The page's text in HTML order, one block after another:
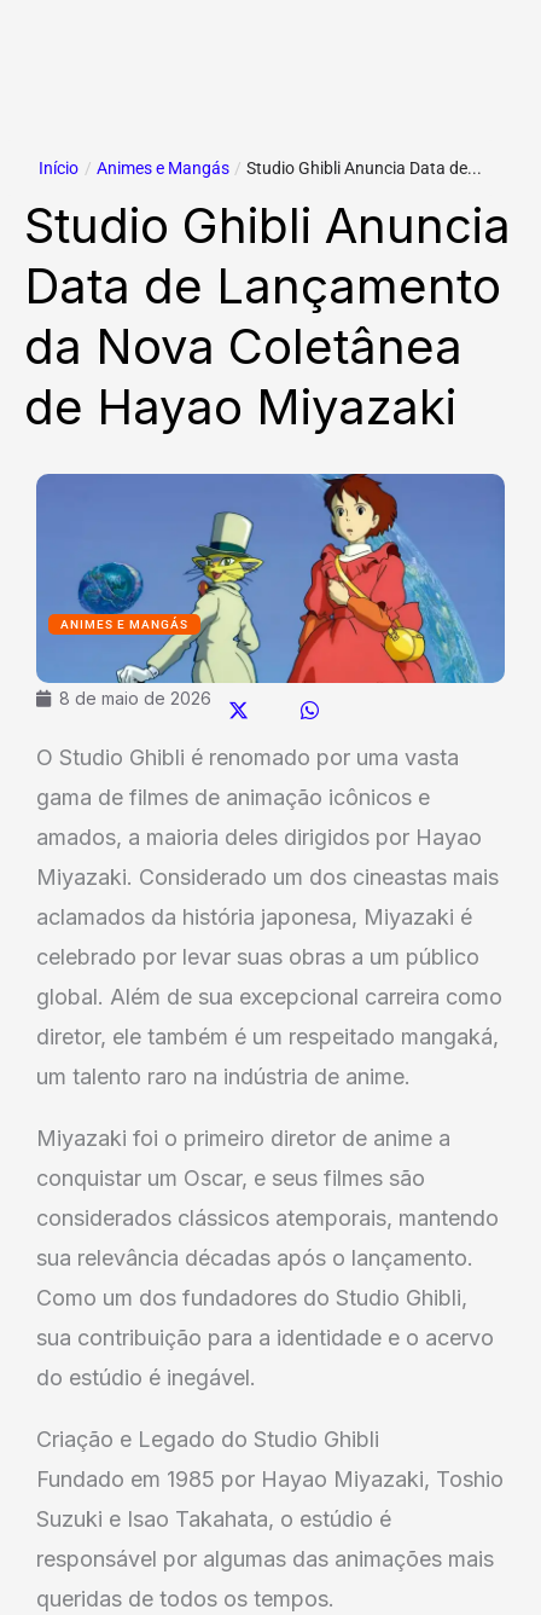
Início / Animes e Mangás / Studio Ghibli Anuncia Data de...
Studio Ghibli Anuncia
Data de Lançamento
da Nova Coletânea
de Hayao Miyazaki
8 de maio de 2026
ANIMES E MANGÁS
O Studio Ghibli é renomado por uma vasta
gama de filmes de animação icônicos e
amados, a maioria deles dirigidos por Hayao
Miyazaki. Considerado um dos cineastas mais
aclamados da história japonesa, Miyazaki é
celebrado por levar suas obras a um público
global. Além de sua excepcional carreira como
diretor, ele também é um respeitado mangaká,
um talento raro na indústria de anime.
Miyazaki foi o primeiro diretor de anime a
conquistar um Oscar, e seus filmes são
considerados clássicos atemporais, mantendo
sua relevância décadas após o lançamento.
Como um dos fundadores do Studio Ghibli,
sua contribuição para a identidade e o acervo
do estúdio é inegável.
Criação e Legado do Studio Ghibli
Fundado em 1985 por Hayao Miyazaki, Toshio
Suzuki e Isao Takahata, o estúdio é
responsável por algumas das animações mais
queridas de todos os tempos.